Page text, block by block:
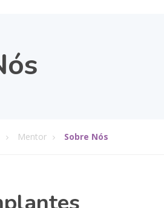
Mentor Sobre Nós